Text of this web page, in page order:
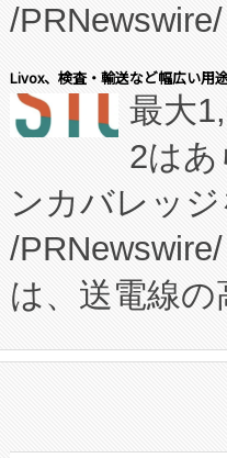
キー方式で
す。FCCM‑
患者にとっ
のアクセス
Fully-
プログラム
に関する技
構造化トレ
上げおよび
設備整備お
/
会社エーア
President原
ードする
ーエネルギ
た。 Voltaiq
定、統合、
安全性を追
増加してい
る電力網に
Livox、検査・輸送など幅広い用
最大
2は
ンカバレッ
/
は、送電線
や穀物倉庫
リューショ
したAvia 2